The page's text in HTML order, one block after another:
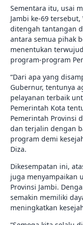
Sementara itu, usai
Jambi ke-69
ditengah tantangan
antara semua pihak
menentukan
program-program
“Dari apa yang
Gubernur, tentunya
pelayanan terbaik
Pemerintah Kota
Pemerintah Provinsi
dan terjalin dengan
program demi
Diza.
Dikesempatan ini,
juga menyampaikan
Provinsi Jambi.
semakin memiliki
meningkatkan